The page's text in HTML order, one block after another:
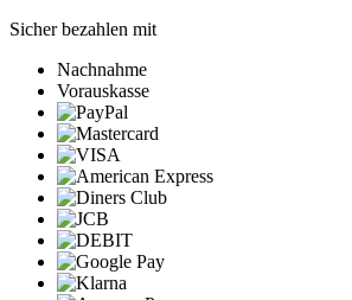
Sicher bezahlen mit
Nachnahme
Vorauskasse